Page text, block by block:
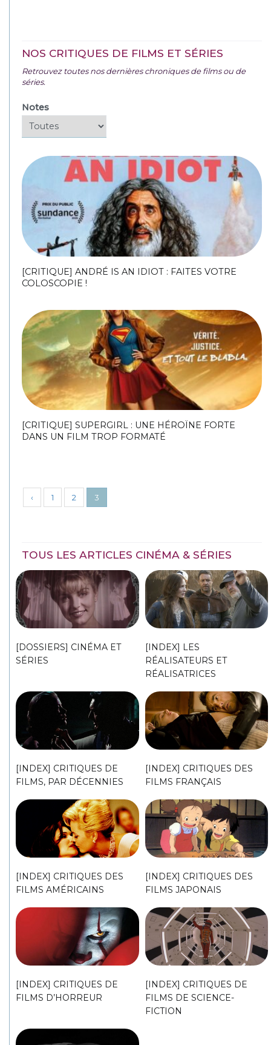
NOS CRITIQUES DE FILMS ET SÉRIES
Retrouvez toutes nos dernières chroniques de films ou de
séries.
Notes
[CRITIQUE] ANDRÉ IS AN IDIOT : FAITES VOTRE
COLOSCOPIE !
[CRITIQUE] SUPERGIRL : UNE HÉROÏNE FORTE
DANS UN FILM TROP FORMATÉ
‹ 1 2 3
TOUS LES ARTICLES CINÉMA & SÉRIES
[DOSSIERS] CINÉMA ET
SÉRIES
[INDEX] LES
RÉALISATEURS ET
RÉALISATRICES
[INDEX] CRITIQUES DE
FILMS, PAR DÉCENNIES
[INDEX] CRITIQUES DES
FILMS FRANÇAIS
[INDEX] CRITIQUES DES
FILMS AMÉRICAINS
[INDEX] CRITIQUES DES
FILMS JAPONAIS
[INDEX] CRITIQUES DE
FILMS D’HORREUR
[INDEX] CRITIQUES DE
FILMS DE SCIENCE-
FICTION